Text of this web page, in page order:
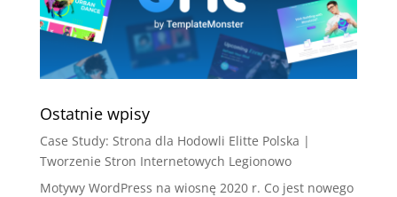
Ostatnie wpisy
Case Study: Strona dla Hodowli Elitte Polska |
Tworzenie Stron Internetowych Legionowo
Motywy WordPress na wiosnę 2020 r. Co jest nowego